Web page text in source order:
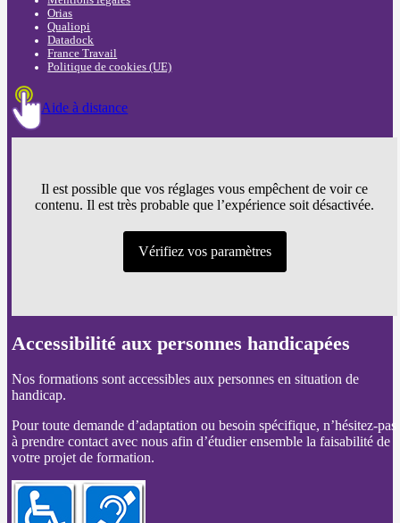
Orias
Qualiopi
Datadock
France Travail
Politique de cookies (UE)
Aide à distance
Il est possible que vos réglages vous empêchent de voir ce
contenu. Il est très probable que l’expérience soit désactivée.
Vérifiez vos paramètres
Accessibilité aux personnes handicapées
Nos formations sont accessibles aux personnes en situation de
handicap.
Pour toute demande d’adaptation ou besoin spécifique, n’hésitez-pas
à prendre contact avec nous afin d’étudier ensemble la faisabilité de
votre projet de formation.